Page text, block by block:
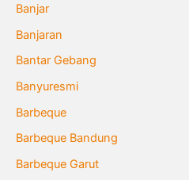
Banjar
Banjaran
Bantar Gebang
Banyuresmi
Barbeque
Barbeque Bandung
Barbeque Garut